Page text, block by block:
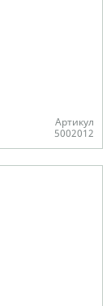
Артикул
5002012